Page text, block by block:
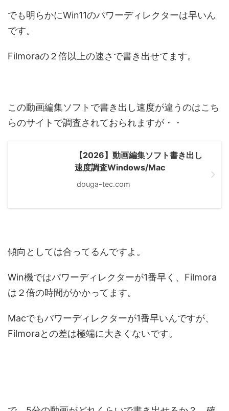
でも明らかにWin11のパワーディレクターは早いん
です。
Filmoraの２倍以上の速さで書き出せてます。
この動画編集ソフトで書き出し速度が違うのはこち
らのサイトで調査されておられますが・・
【2026】動画編集ソフト書き出し
速度調査Windows/Mac
douga-tec.com
傾向としては合ってるんですよ。
Win機ではパワーディレクターが1番早く、Filmora
は２倍の時間がかかってます。
Macでもパワーディレクターが1番早いんですが、
Filmoraとの差は極端に大きくないです。